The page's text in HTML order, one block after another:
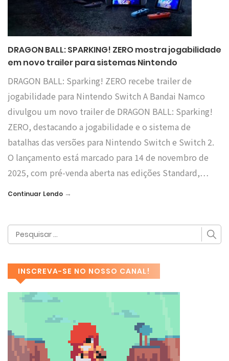
DRAGON BALL: SPARKING! ZERO mostra jogabilidade
em novo trailer para sistemas Nintendo
DRAGON BALL: Sparking! ZERO recebe trailer de
jogabilidade para Nintendo Switch A Bandai Namco
divulgou um novo trailer de DRAGON BALL: Sparking!
ZERO, destacando a jogabilidade e o sistema de
batalhas das versões para Nintendo Switch e Switch 2.
O lançamento está marcado para 14 de novembro de
2025, com pré-venda aberta nas edições Standard,…
Continuar Lendo →
INSCREVA-SE NO NOSSO CANAL!